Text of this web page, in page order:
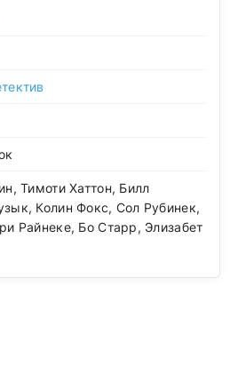
Тимоти Хаттон, Билл
Колин Фокс, Сол Рубинек,
Райнеке, Бо Старр, Элизабет